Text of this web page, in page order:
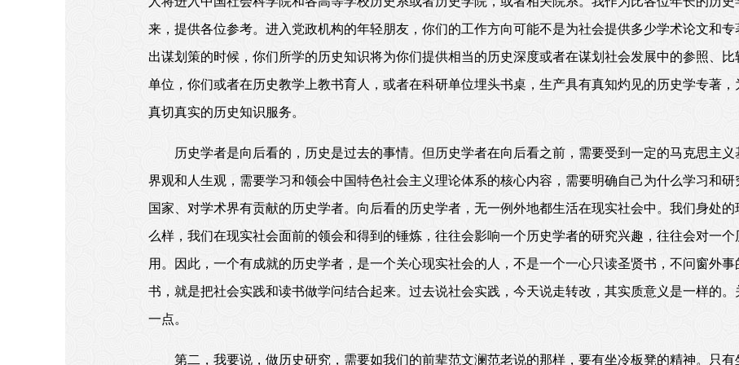
来，提供各位参考。进入党政机构的年轻朋友，你们的工作方向可能不是为社会提供多少学术论文和
出谋划策的时候，你们所学的历史知识将为你们提供相当的历史深度或者在谋划社会发展中的参照、
单位，你们或者在历史教学上教书育人，或者在科研单位埋头书桌，生产具有真知灼见的历史学专著
真切真实的历史知识服务。
历史学者是向后看的，历史是过去的事情。但历史学者在向后看之前，需要受到一定的马克思主
界观和人生观，需要学习和领会中国特色社会主义理论体系的核心内容，需要明确自己为什么学习和
国家、对学术界有贡献的历史学者。向后看的历史学者，无一例外地都生活在现实社会中。我们身处
么样，我们在现实社会面前的领会和得到的锤炼，往往会影响一个历史学者的研究兴趣，往往会对一
用。因此，一个有成就的历史学者，是一个关心现实社会的人，不是一个一心只读圣贤书，不问窗外
书，就是把社会实践和读书做学问结合起来。过去说社会实践，今天说走转改，其实质意义是一样的
一点。
第二，我要说，做历史研究，需要如我们的前辈范文澜范老说的那样，要有坐冷板凳的精神。只